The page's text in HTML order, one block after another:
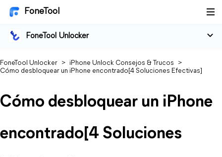
FoneTool
FoneTool Unlocker
FoneTool Unlocker > iPhone Unlock Consejos & Trucos
>
Cómo desbloquear un iPhone encontrado[4 Soluciones Efectivas]
Cómo desbloquear un iPhone
encontrado[4 Soluciones